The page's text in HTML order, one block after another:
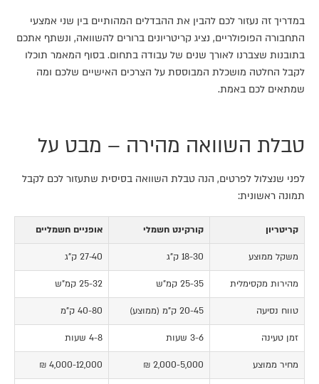
במדריך זה נעזור לכם להבין את ההבדלים המהותיים בין שני אמצעי
התחבורה הפופולריים, נציג קריטריונים ברורים להשוואה, ונשתף אתכם
בתובנות שצברנו לאורך שנים של עבודה בתחום. בסוף המאמר תוכלו
לקבל החלטה מושכלת המבוססת על הצרכים האישיים שלכם ומה
שמתאים לכם באמת.
טבלת השוואה מהירה – מבט על
לפני שנצלול לפרטים, הנה טבלת השוואה בסיסית שתעזור לכם לקבל
תמונה ראשונית:
קריטריון קורקינט חשמלי אופניים חשמליים
משקל ממוצע 18-30 ק"ג 27-40 ק"ג
מהירות מקסימלית 25-35 קמ"ש 25-32 קמ"ש
טווח נסיעה 20-45 ק"מ (ממוצע) 40-80 ק"מ
זמן טעינה 3-6 שעות 4-8 שעות
מחיר ממוצע 2,000-5,000 ₪
4,000-12,000 ₪